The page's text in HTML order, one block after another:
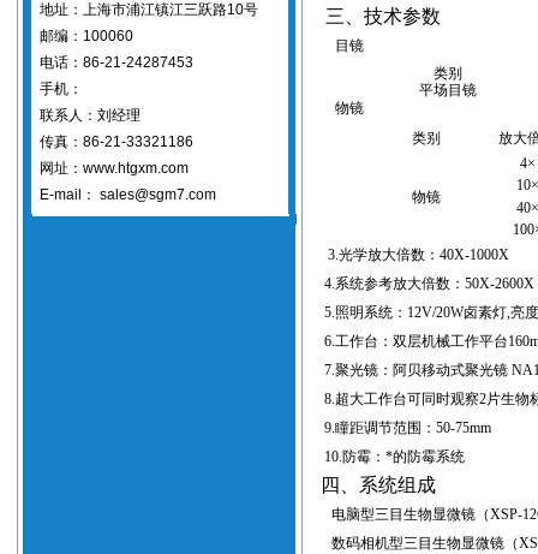
地址：上海市浦江镇江三跃路10号
邮编：100060
电话：86-21-24287453
手机：
联系人：刘经理
传真：86-21-33321186
网址：www.htgxm.com
E-mail： sales@sgm7.com
三、技术参数
目镜
类别
平场目镜
物镜
类别
放大
物镜
4×
3.光学放大倍数： 40X-1000X
4.系统参考放大倍数： 50X-2600X
5.照明系统： 12V/20W卤素灯,亮
6.工作台：双层机械工作平台
7.聚光镜：阿贝移动式聚光镜
8.超大工作台可同时观察2片生物
9.瞳距调节范围： 50-75mm
10.防霉：*的防霉系统
四、系统组成
电脑型三目生物显微镜（XSP-
数码相机型三目生物显微镜（